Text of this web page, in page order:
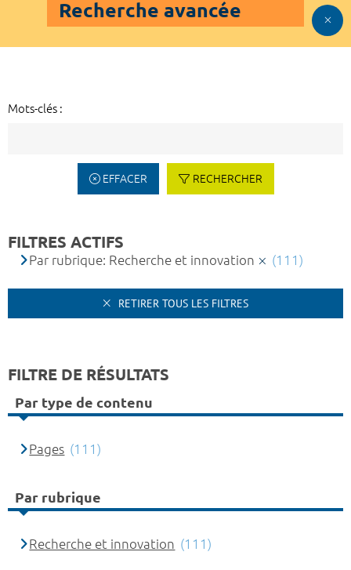
Recherche avancée
Mots-clés :
EFFACER RECHERCHER
FILTRES ACTIFS
Par rubrique: Recherche et innovation (111)
RETIRER TOUS LES FILTRES
FILTRE DE RÉSULTATS
Par type de contenu
Pages (111)
Par rubrique
Recherche et innovation (111)